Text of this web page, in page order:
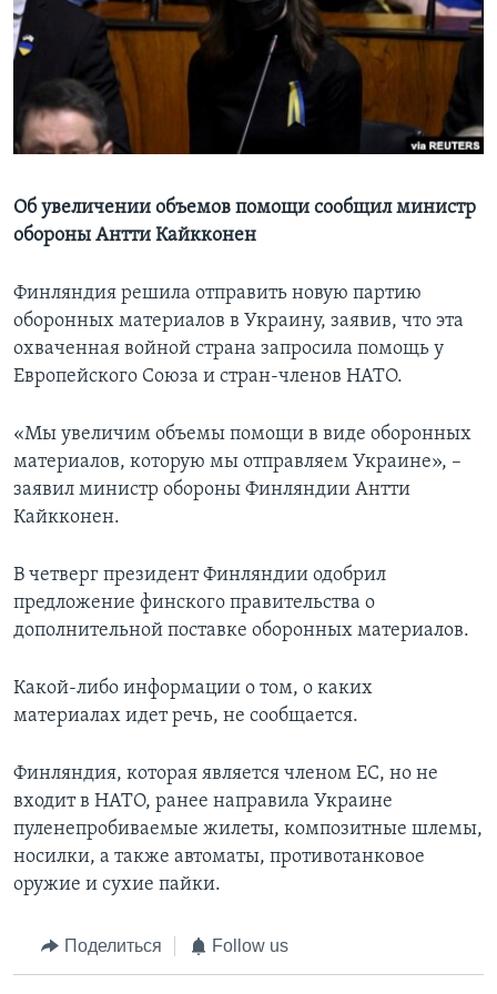
Learning English
СОЦИАЛЬНЫЕ СЕТИ
Языки
Об увеличении объемов помощи сообщил министр
обороны Антти Кайкконен
Финляндия решила отправить новую партию
оборонных материалов в Украину, заявив, что эта
охваченная войной страна запросила помощь у
Европейского Союза и стран-членов НАТО.
«Мы увеличим объемы помощи в виде оборонных
материалов, которую мы отправляем Украине», –
заявил министр обороны Финляндии Антти
Кайкконен.
В четверг президент Финляндии одобрил
предложение финского правительства о
дополнительной поставке оборонных материалов.
Какой-либо информации о том, о каких
материалах идет речь, не сообщается.
Финляндия, которая является членом ЕС, но не
входит в НАТО, ранее направила Украине
пуленепробиваемые жилеты, композитные шлемы,
носилки, а также автоматы, противотанковое
оружие и сухие пайки.
Поделиться Follow us